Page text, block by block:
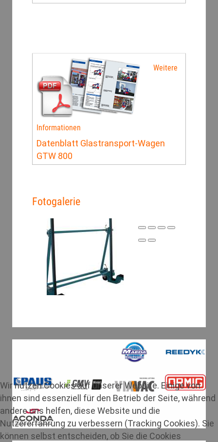
Weitere
Informationen
Datenblatt Glastransport-Wagen
GTW 800
Fotogalerie
Wir nutzen Cookies auf unserer Website. Einige von
ihnen sind essenziell für den Betrieb der Seite, während
andere uns helfen, diese Website und die
Nutzererfahrung zu verbessern (Tracking Cookies). Sie
können selbst entscheiden, ob Sie die Cookies